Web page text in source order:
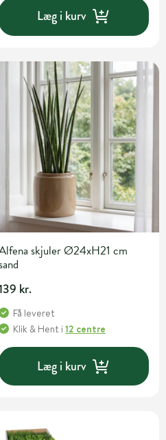
Læg i kurv
skjuler Ø24xH21 cm
kr.
Få leveret
Klik & Hent i12 centre
Læg i kurv